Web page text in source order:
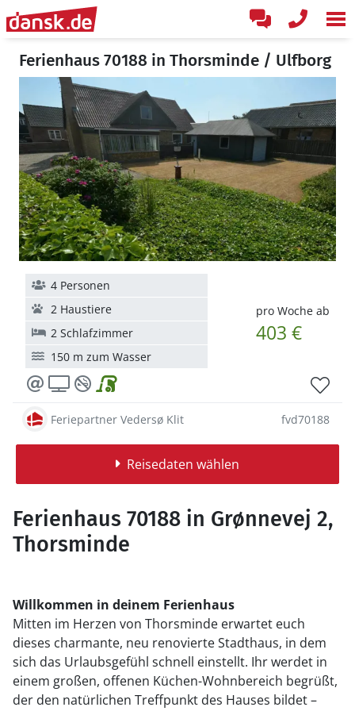
Ferienhaus 70188 in Thorsminde / Ulfborg
pro Woche ab
403 €
4 Personen
2 Haustiere
2 Schlafzimmer
150 m zum Wasser
Feriepartner Vedersø Klit fvd70188
Reisedaten wählen
Ferienhaus 70188 in Grønnevej 2,
Thorsminde
Willkommen in deinem Ferienhaus
Mitten im Herzen von Thorsminde erwartet euch
dieses charmante, neu renovierte Stadthaus, in dem
sich das Urlaubsgefühl schnell einstellt. Ihr werdet in
einem großen, offenen Küchen-Wohnbereich begrüßt,
der den natürlichen Treffpunkt des Hauses bildet –